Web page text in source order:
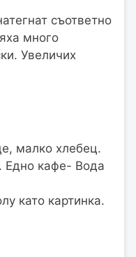
съответно
много
Увеличих
малко хлебец.
Едно кафе- Вода
като картинка.